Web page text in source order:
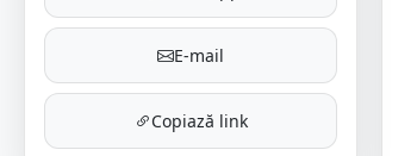
E-mail
Copiază link